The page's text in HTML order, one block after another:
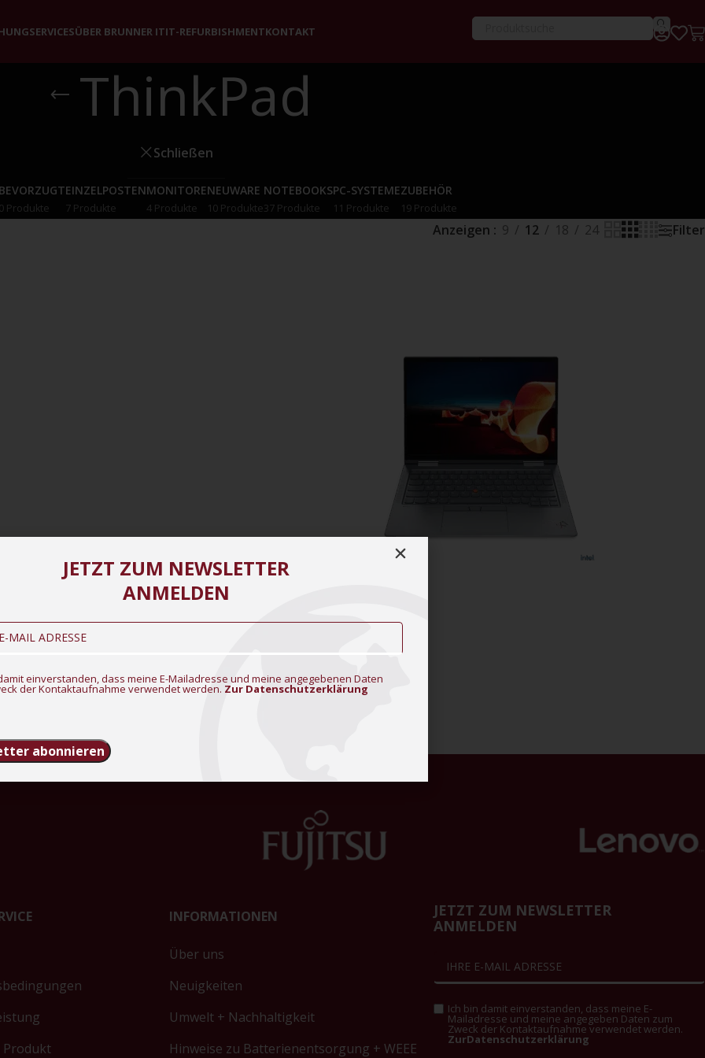
SERVICESÜBER BRUNNER ITIT-REFURBISHMENTKONTAKT
ThinkPad
Schließen
BEVORZUGT
0 Produkte
EINZELPOSTEN
7 Produkte
MONITORE
4 Produkte
NEUWARE
10 Produkte
NOTEBOOKS
37 Produkte
PC-SYSTEME
11 Produkte
ZUBEHÖR
19 Produkte
Anzeigen 9 12 18 24 Filter
Produkt
INFORMATIONEN
Über uns
Neuigkeiten
Umwelt + Nachhaltigkeit
Hinweise zu Batterienentsorgung + WEEE
JETZT ZUM NEWSLETTER
ANMELDEN
Ich bin damit einverstanden, dass meine E-
Mailadresse und meine angegeben Daten zum
Zweck der Kontaktaufnahme verwendet werden.
ZurDatenschutzerklärung
JETZT ZUM NEWSLETTER
ANMELDEN
einverstanden, dass meine E-Mailadresse und meine angegebenen Daten
der Kontaktaufnahme verwendet werden. Zur Datenschutzerklärung
abonnieren